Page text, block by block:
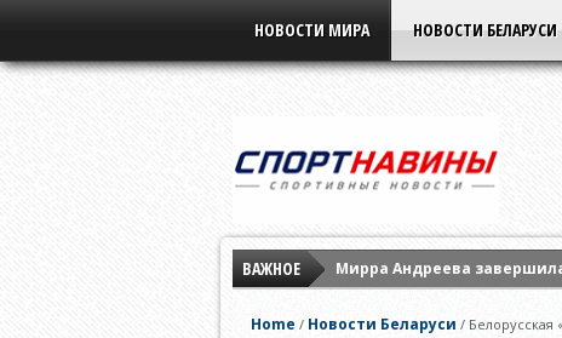
НОВОСТИ МИРА НОВОСТИ БЕЛАРУСИ
ВАЖНОЕ
Мирра Андреева
Home / Новости Беларуси /